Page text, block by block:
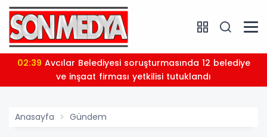
02:39
ve inşaat firması yetkilisi tutuklandı
Anasayfa Gündem